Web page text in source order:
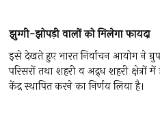
झुग्गी-झोपड़ीवालोंकोमिलेगाफायदा
इसे देखते हुए भारत निर्वाचन आयोग ने
परिसरों तथा शहरी व अद्र्ध शहरी
केंद्र स्थापित करने का निर्णय लिया है।